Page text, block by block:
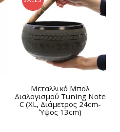
Μεταλλικό Μπολ
Διαλογισμού Tuning Note
C (XL, Διάμετρος 24cm-
Ύψος 13cm)